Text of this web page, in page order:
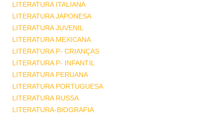
LITERATURA ITALIANA
LITERATURA JAPONESA
LITERATURA JUVENIL
LITERATURA MEXICANA
LITERATURA P- CRIANÇAS
LITERATURA P- INFANTIL
LITERATURA PERUANA
LITERATURA PORTUGUESA
LITERATURA RUSSA
LITERATURA-BIOGRAFIA